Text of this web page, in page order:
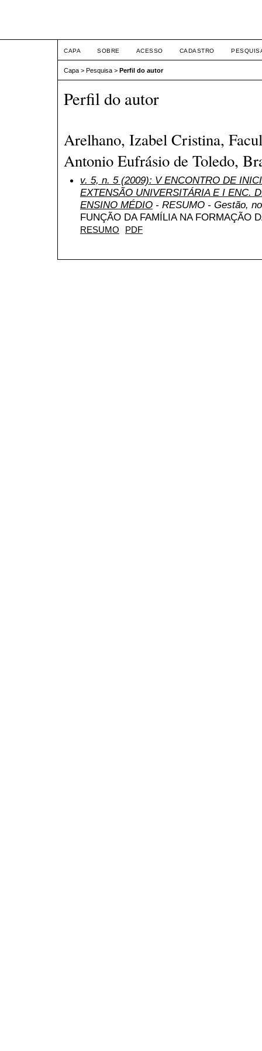
CAPA SOBRE ACESSO CADASTRO
Capa > Pesquisa > Perfil do autor
Perfil do autor
Arelhano, Izabel Cristina,
Antonio Eufrásio de Toledo,
v. 5, n. 5 (2009): V ENCONTRO DE
EXTENSÃO UNIVERSITÁRIA E I ENC.
ENSINO MÉDIO - RESUMO - Gestão,
FUNÇÃO DA FAMÍLIA NA FORMAÇÃO
RESUMO PDF